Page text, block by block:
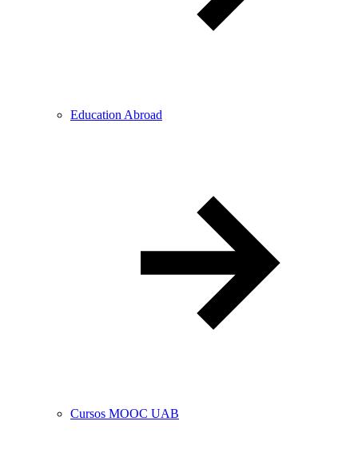
Education Abroad
Cursos MOOC UAB